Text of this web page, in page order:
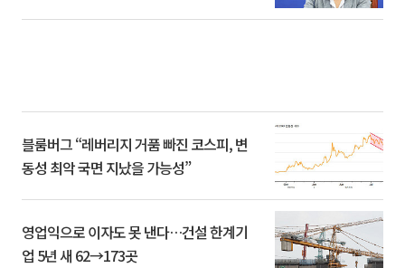
블룸버그 “레버리지 거품 빠진 코스피, 변
동성 최악 국면 지났을 가능성”
영업익으로 이자도 못 낸다…건설 한계기
업 5년 새 62→173곳